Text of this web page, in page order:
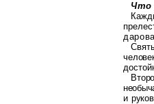
Что
и